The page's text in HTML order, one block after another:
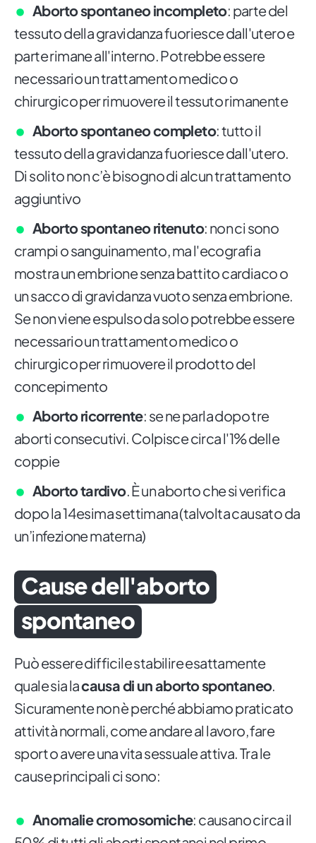
Aborto spontaneo incompleto: parte del
tessuto della gravidanza fuoriesce dall'utero e
parte rimane all'interno. Potrebbe essere
necessario un trattamento medico o
chirurgico per rimuovere il tessuto rimanente
Aborto spontaneo completo: tutto il
tessuto della gravidanza fuoriesce dall'utero.
Di solito non c’è bisogno di alcun trattamento
aggiuntivo
Aborto spontaneo ritenuto: non ci sono
crampi o sanguinamento, ma l'ecografia
mostra un embrione senza battito cardiaco o
un sacco di gravidanza vuoto senza embrione.
Se non viene espulso da solo potrebbe essere
necessario un trattamento medico o
chirurgico per rimuovere il prodotto del
concepimento
Aborto ricorrente: se ne parla dopo tre
aborti consecutivi. Colpisce circa l'1% delle
coppie
Aborto tardivo. È un aborto che si verifica
dopo la 14esima settimana (talvolta causato da
un’infezione materna)
Cause dell'aborto
spontaneo
Può essere difficile stabilire esattamente
quale sia lacausa di un aborto spontaneo.
Sicuramente non è perché abbiamo praticato
attività normali, come andare al lavoro, fare
sport o avere una vita sessuale attiva. Tra le
cause principali ci sono:
Anomalie cromosomiche: causano circa il